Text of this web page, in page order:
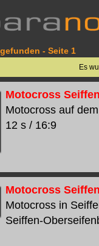
- Seite 1
Es
Motocross
Motocross auf
12 s / 16:9
Motocross
Motocross in
Seiffen-